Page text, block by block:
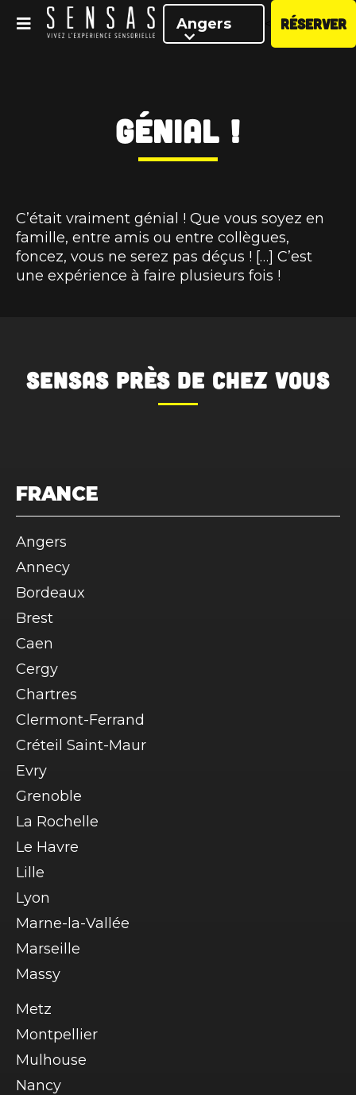
Angers RÉSERVER
Génial !
C’était vraiment génial ! Que vous soyez en
famille, entre amis ou entre collègues,
foncez, vous ne serez pas déçus ! […] C’est
une expérience à faire plusieurs fois !
SENSAS près de chez vous
FRANCE
Angers
Annecy
Bordeaux
Brest
Caen
Cergy
Chartres
Clermont-Ferrand
Créteil Saint-Maur
Evry
Grenoble
La Rochelle
Le Havre
Lille
Lyon
Marne-la-Vallée
Marseille
Massy
Metz
Montpellier
Mulhouse
Nancy